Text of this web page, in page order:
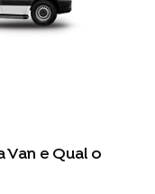
Van e Qual o